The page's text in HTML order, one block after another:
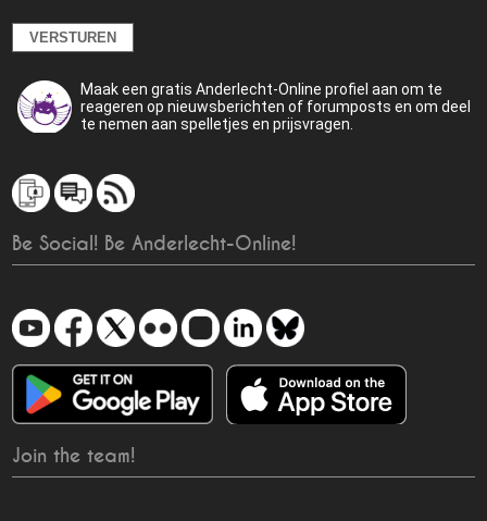
Maak een gratis Anderlecht-Online profiel aan om te
reageren op nieuwsberichten of forumposts en om deel
te nemen aan spelletjes en prijsvragen.
Be Social! Be Anderlecht-Online!
Join the team!